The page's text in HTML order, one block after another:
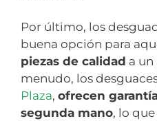
Por último, los
buena opción para
piezas de calidad a
menudo, los
Plaza, ofrecen
segunda mano, lo